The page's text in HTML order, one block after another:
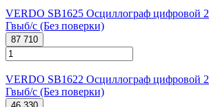
VERDO SB1625 Осциллограф цифровой
Гвыб/с (Без поверки)
87 710
VERDO SB1622 Осциллограф цифровой
Гвыб/с (Без поверки)